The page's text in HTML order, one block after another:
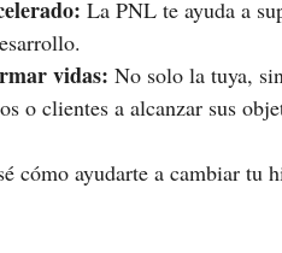
La PNL te ayuda a
vidas: No solo la tuya,
o clientes a alcanzar sus
cómo ayudarte a cambiar tu